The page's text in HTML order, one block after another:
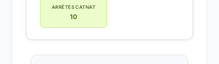
ARRÊTÉS CATNAT
10